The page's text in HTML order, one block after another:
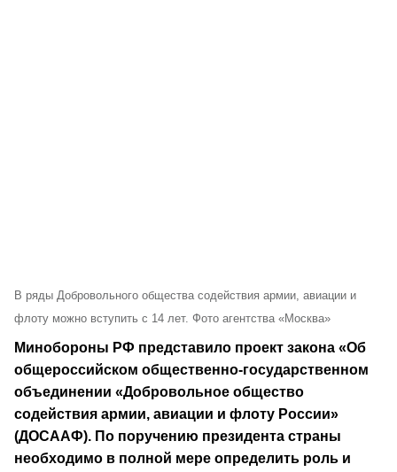
В ряды Добровольного общества содействия армии, авиации и
флоту можно вступить с 14 лет. Фото агентства «Москва»
Минобороны РФ представило проект закона «Об
общероссийском общественно-государственном
объединении «Добровольное общество
содействия армии, авиации и флоту России»
(ДОСААФ). По поручению президента страны
необходимо в полной мере определить роль и